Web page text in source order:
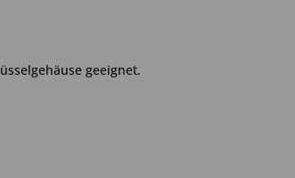
geeignet.